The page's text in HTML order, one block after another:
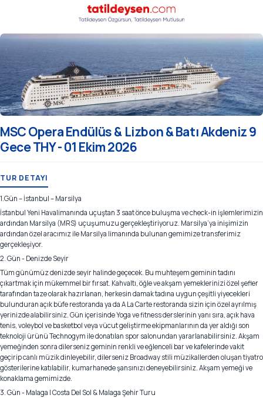
MSC Opera Endülüs & Lizbon & Batı Akdeniz 9
Gece THY - 01 Ekim 2026
TUR DETAYI
1.Gün – İstanbul – Marsilya
İstanbul Yeni Havalimanında uçuştan 3 saat önce buluşma ve check-in işlemlerimizin
ardından Marsilya (MRS) uçuşumuzu gerçekleştiriyoruz. Marsilya’ya inişimizin
ardından özel aracımız ile Marsilya limanında bulunan gemimize transferimiz
gerçekleşiyor.
2. Gün - Denizde Seyir
Tüm günümüz denizde seyir halinde geçecek. Bu muhteşem geminin tadını
çıkartmak için mükemmel bir fırsat. Kahvaltı, öğle ve akşam yemeklerinizi özel şefler
tarafından taze olarak hazırlanan, herkesin damak tadına uygun çeşitli yiyecekleri
bulunduran açık büfe restoranda ya da A La Carte restoranda sizin için özel ayrılmış
yerinizde alabilirsiniz. Gün içerisinde Yoga ve fitness derslerinin yanı sıra, açık hava
tenis, voleybol ve basketbol veya vücut geliştirme ekipmanlarının da yer aldığı son
teknoloji ürünü Technogym ile donatılan spor salonundan yararlanabilirsiniz. Akşam
yemeğinden sonra dilerseniz geminin renkli ve eğlenceli bar ve kafelerinde vakit
geçirip canlı müzik dinleyebilir, dilerseniz Broadway stili müzikallerden oluşan tiyatro
gösterilerine katılabilir, kumarhanede şansınızı deneyebilirsiniz. Akşam yemeği ve
konaklama gemimizde.
3. Gün - Malaga | Costa Del Sol & Malaga Şehir Turu